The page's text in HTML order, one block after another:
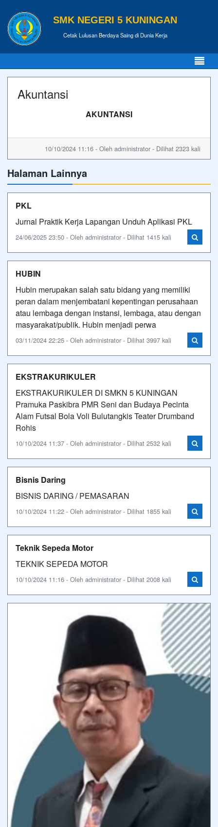
SMK NEGERI 5 KUNINGAN
Cetak Lulusan Berdaya Saing di Dunia Kerja
Akuntansi
AKUNTANSI
10/10/2024 11:16 - Oleh administrator - Dilihat 2323 kali
Halaman Lainnya
PKL
Jurnal Praktik Kerja Lapangan Unduh Aplikasi PKL
24/06/2025 23:50 - Oleh administrator - Dilihat 1415 kali
HUBIN
Hubin merupakan salah satu bidang yang memiliki
peran dalam menjembatani kepentingan perusahaan
atau lembaga dengan instansi, lembaga, atau dengan
masyarakat/publik. Hubin menjadi perwa
03/11/2024 22:25 - Oleh administrator - Dilihat 3997 kali
EKSTRAKURIKULER
EKSTRAKURIKULER DI SMKN 5 KUNINGAN
Pramuka Paskibra PMR Seni dan Budaya Pecinta
Alam Futsal Bola Voli Bulutangkis Teater Drumband
Rohis
10/10/2024 11:37 - Oleh administrator - Dilihat 2532 kali
Bisnis Daring
BISNIS DARING / PEMASARAN
10/10/2024 11:22 - Oleh administrator - Dilihat 1855 kali
Teknik Sepeda Motor
TEKNIK SEPEDA MOTOR
10/10/2024 11:16 - Oleh administrator - Dilihat 2008 kali